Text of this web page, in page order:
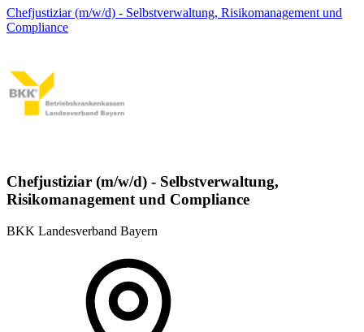
Chefjustiziar (m/w/d) - Selbstverwaltung, Risikomanagement und
Compliance
Chefjustiziar (m/w/d) - Selbstverwaltung,
Risikomanagement und Compliance
BKK Landesverband Bayern